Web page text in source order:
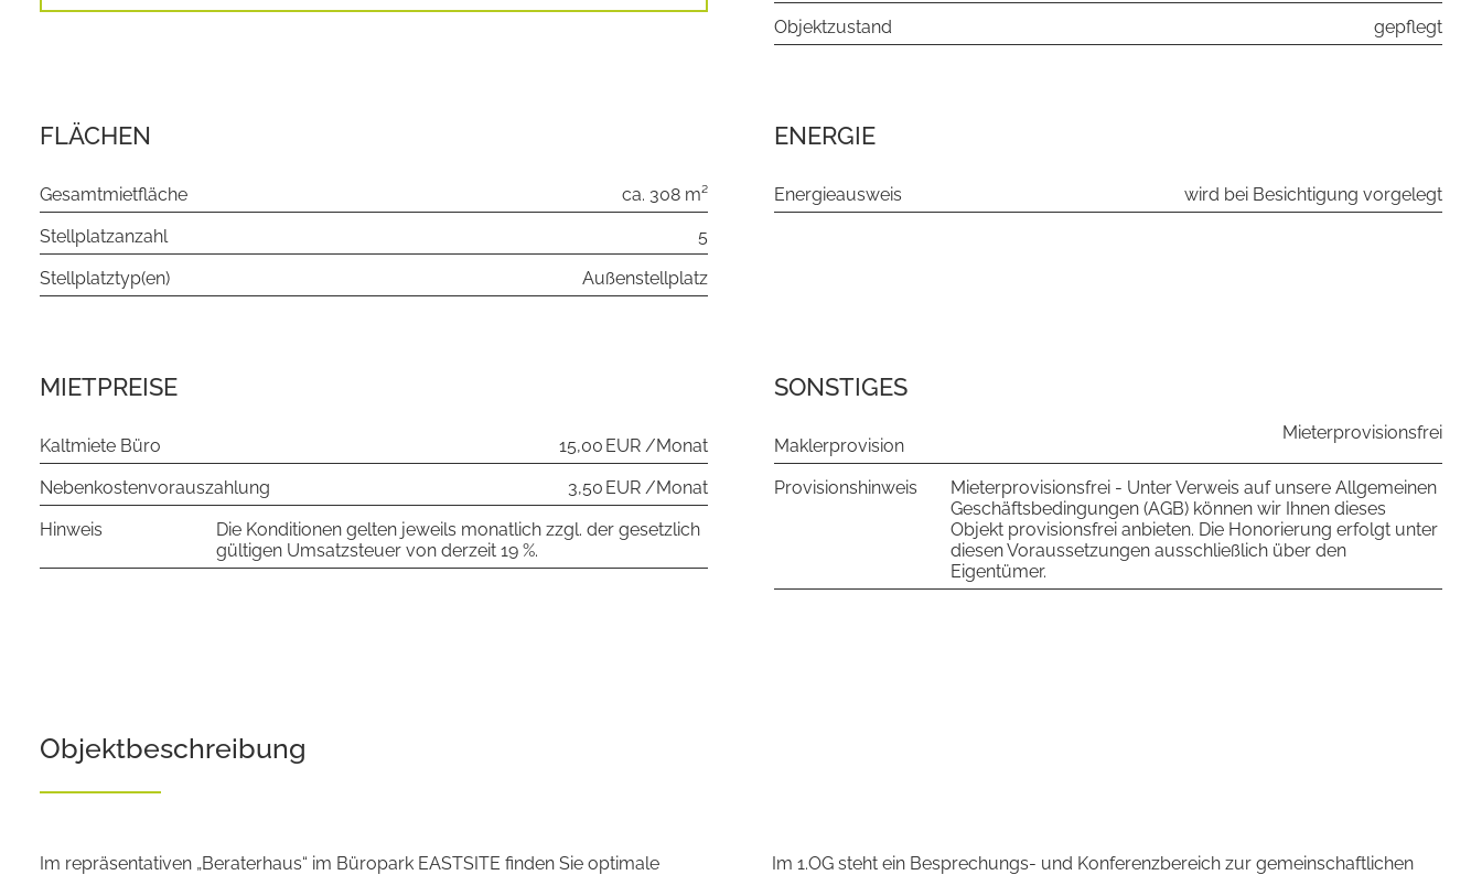
Objektzustand
gepflegt
FLÄCHEN
Gesamtmietfläche
ca. 308 m²
Stellplatzanzahl
5
Stellplatztyp(en)
Außenstellplatz
ENERGIE
Energieausweis wird bei Besichtigung vorgelegt
MIETPREISE
Kaltmiete Büro
15,00 EUR /Monat
Nebenkostenvorauszahlung
3,50 EUR /Monat
Hinweis
Die Konditionen gelten jeweils monatlich zzgl. der gesetzlich
gültigen Umsatzsteuer von derzeit 19 %.
SONSTIGES
Maklerprovision
Mieterprovisionsfrei
Provisionshinweis
Mieterprovisionsfrei - Unter Verweis auf unsere Allgemeinen
Geschäftsbedingungen (AGB) können wir Ihnen dieses
Objekt provisionsfrei anbieten. Die Honorierung erfolgt unter
diesen Voraussetzungen ausschließlich über den
Eigentümer.
Objekt­beschreibung
Im repräsentativen „Beraterhaus“ im Büropark EASTSITE finden Sie optimale
Im 1.OG steht ein Besprechungs- und Konferenzbereich zur gemeinschaftlichen